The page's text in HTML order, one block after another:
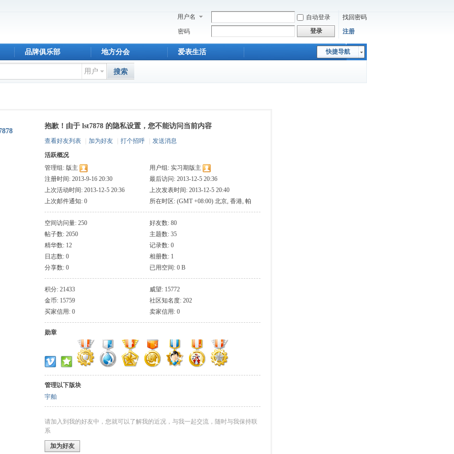
用户名 自动登录
找回密码
密码
登录 注册
快捷导航
品牌俱乐部 地方分会 爱表生活
用户 搜索
抱歉！由于 lst7878 的隐私设置，您不能访问当前内容
查看好友列表 加为好友 打个招呼
发送消息
活跃概况
管理组: 版主 用户组:实习期版主
注册时间: 2013-9-16 20:30
最后访问: 2013-12-5 20:36
上次活动时间: 2013-12-5 20:36
上次发表时间: 2013-12-5 20:40
上次邮件通知: 0
所在时区: (GMT +08:00) 北京, 香港, 帕
斯, 新加坡, 台北
空间访问量: 250
好友数: 80
帖子数: 2050
主题数: 35
精华数: 12
记录数: 0
日志数: 0
相册数: 1
分享数: 0
已用空间: 0 B
积分: 21433
威望: 15772
金币: 15759
社区知名度: 202
买家信用: 0
卖家信用: 0
勋章
管理以下版块
宇舶
请加入到我的好友中，您就可以了解我的近况，与我一起交流，随时与我保持联
系
加为好友